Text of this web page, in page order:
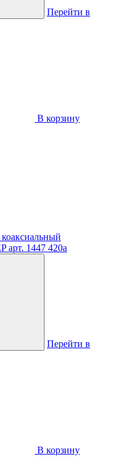
Перейти в
В корзину
арт. 1447 420a
Перейти в
В корзину